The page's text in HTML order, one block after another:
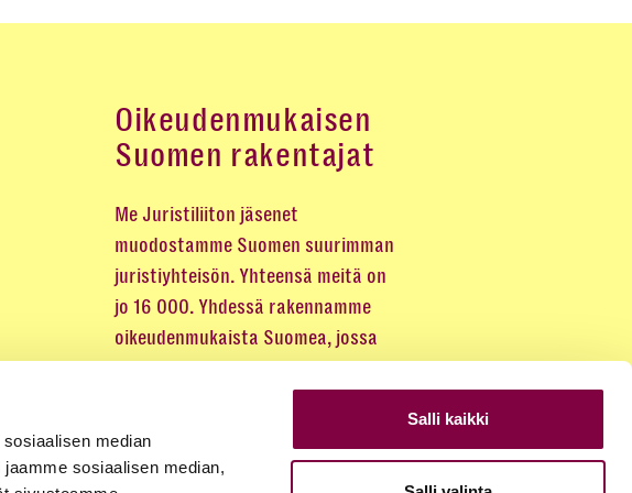
median
sosiaalisen median,
Salli kaikki
Oikeudenmukaisen
Suomen rakentajat
Me Juristiliiton jäsenet
muodostamme Suomen suurimman
juristiyhteisön. Yhteensä meitä on
jo 16 000. Yhdessä rakennamme
oikeudenmukaista Suomea, jossa